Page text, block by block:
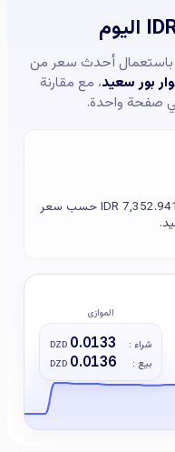
باستعمال أحدث سعر من
بور سعيد، مع مقارنة
صفحة واحدة.
اليوم يعادل 100 دينار جزائري حوالي 7,352.9412 IDR حسب سعر
الموازي
شراء : 0.0133
DZD
بيع : 0.0136
DZD